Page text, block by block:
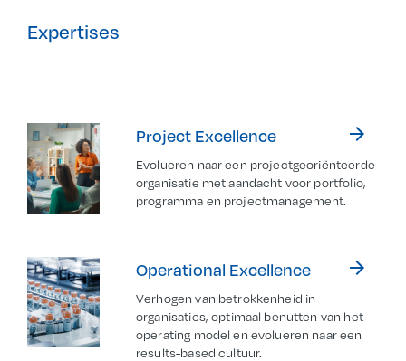
Expertises
Project Excellence arrow_forward
Evolueren naar een projectgeoriënteerde
organisatie met aandacht voor portfolio,
programma en projectmanagement.
Operational Excellence arrow_forward
Verhogen van betrokkenheid in
organisaties, optimaal benutten van het
operating model en evolueren naar een
results-based cultuur.